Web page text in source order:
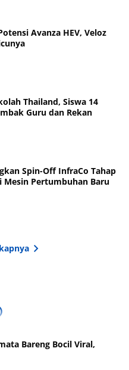
Avanza HEV, Veloz
Thailand, Siswa 14
Guru dan Rekan
Spin-Off InfraCo Tahap
Mesin Pertumbuhan Baru
Bareng Bocil Viral,